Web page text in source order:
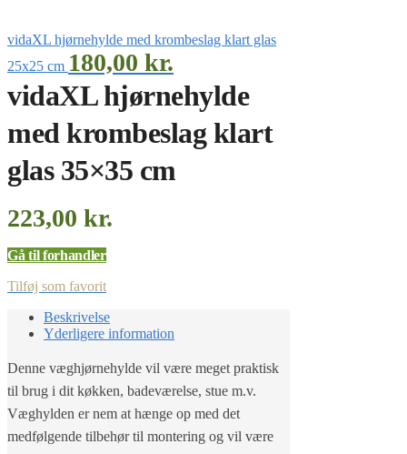
vidaXL hjørnehylde med krombeslag klart glas
25x25 cm 180,00 kr.
vidaXL hjørnehylde
med krombeslag klart
glas 35×35 cm
223,00 kr.
Gå til forhandler
Tilføj som favorit
Beskrivelse
Yderligere information
Denne væghjørnehylde vil være meget praktisk
til brug i dit køkken, badeværelse, stue m.v.
Væghylden er nem at hænge op med det
medfølgende tilbehør til montering og vil være